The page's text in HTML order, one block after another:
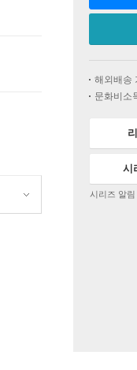
해외배송
문화비소
시
시리즈 알